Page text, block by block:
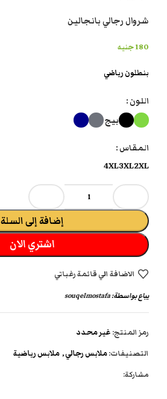
شروال رجالي بانجالين
180جنيه
بنطلون رياضي
اللون
بيج
المقاس
2XL
3XL
4XL
إضافة إلى السلة
اشتري الان
الاضافة الي قائمة رغباتي
يباع بواسطة:souqelmostafa
رمز المنتج: غير محدد
التصنيفات:ملابس رجالي, ملابس رياضية
مشاركة: